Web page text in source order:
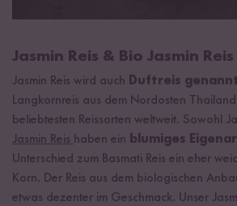
Jasmin Reis & Bio Jasmin Reis
Jasmin Reis wird auch Duftreis
Langkornreis aus dem Nordosten
beliebtesten Reissorten weltweit. Sowohl
Jasmin Reis haben ein blumiges
Unterschied zum Basmati Reis ein eher
Korn. Der Reis aus dem biologischen
etwas dezenter im Geschmack. Unser